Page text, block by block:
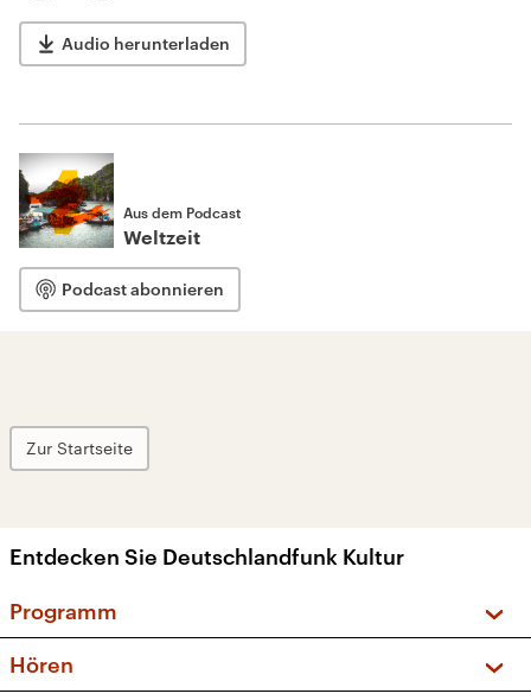
Audio herunterladen
Aus dem Podcast
Weltzeit
Podcast abonnieren
Zur Startseite
Entdecken Sie Deutschlandfunk Kultur
Programm
Sendungen und Podcasts
Hören